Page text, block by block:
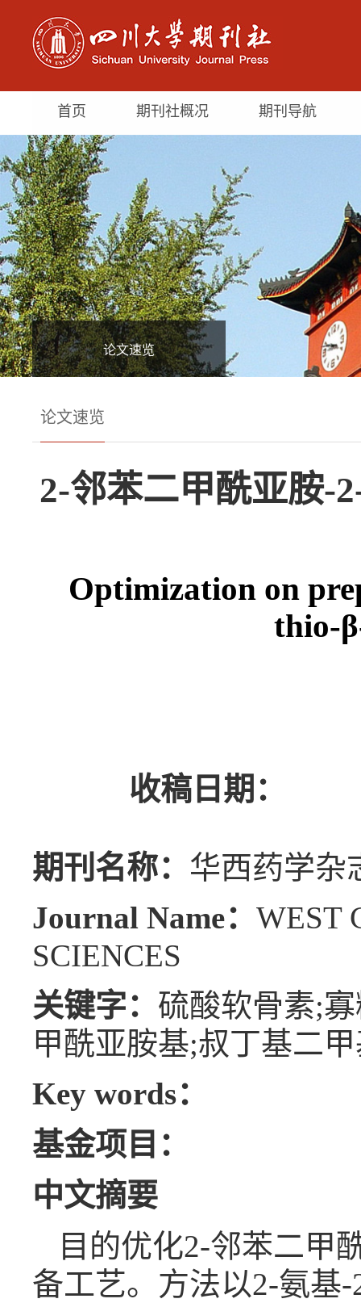
首页 期刊社概况 期刊导航
论文速览
论文速览
2-邻苯二甲酰亚胺-
Optimization on
thio-
收稿日期：
期刊名称： 华西药学杂
Journal Name： WEST
SCIENCES
关键字： 硫酸软骨素;
甲酰亚胺基;叔丁基二
Key words：
基金项目：
中文摘要
目的优化2-邻苯二甲
备工艺。方法以2-氨基